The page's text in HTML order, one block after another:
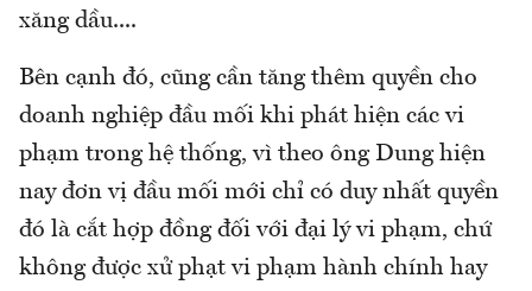
xăng dầu....
Bên cạnh đó, cũng cần tăng thêm quyền cho
doanh nghiệp đầu mối khi phát hiện các vi
phạm trong hệ thống, vì theo ông Dung hiện
nay đơn vị đầu mối mới chỉ có duy nhất quyền
đó là cắt hợp đồng đối với đại lý vi phạm, chứ
không được xử phạt vi phạm hành chính hay